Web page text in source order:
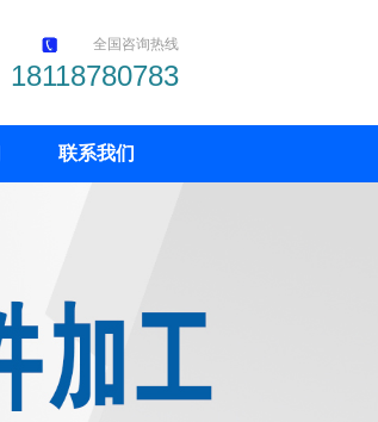
全国咨询热线
18118780783
联系我们